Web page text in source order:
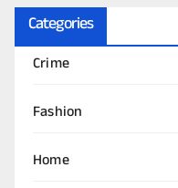
Categories
Crime
Fashion
Home